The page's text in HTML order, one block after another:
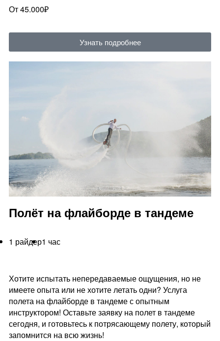
От 45.000₽
Узнать подробнее
Полёт на флайборде в тандеме
1 райдер1 час
Хотите испытать непередаваемые ощущения, но не
имеете опыта или не хотите летать одни? Услуга
полета на флайборде в тандеме с опытным
инструктором! Оставьте заявку на полет в тандеме
сегодня, и готовьтесь к потрясающему полету, который
запомнится на всю жизнь!